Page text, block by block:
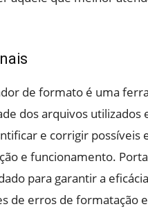
de formato é uma
dos arquivos
e corrigir possíveis
e funcionamento.
para garantir a
de erros de formatação